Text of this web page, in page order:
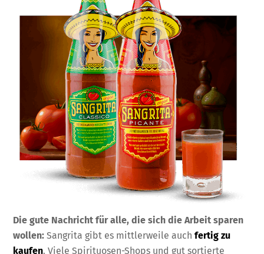
Die gute Nachricht für alle, die sich die Arbeit sparen
wollen: Sangrita gibt es mittlerweile auchfertig zu
kaufen. Viele Spirituosen-Shops und gut sortierte